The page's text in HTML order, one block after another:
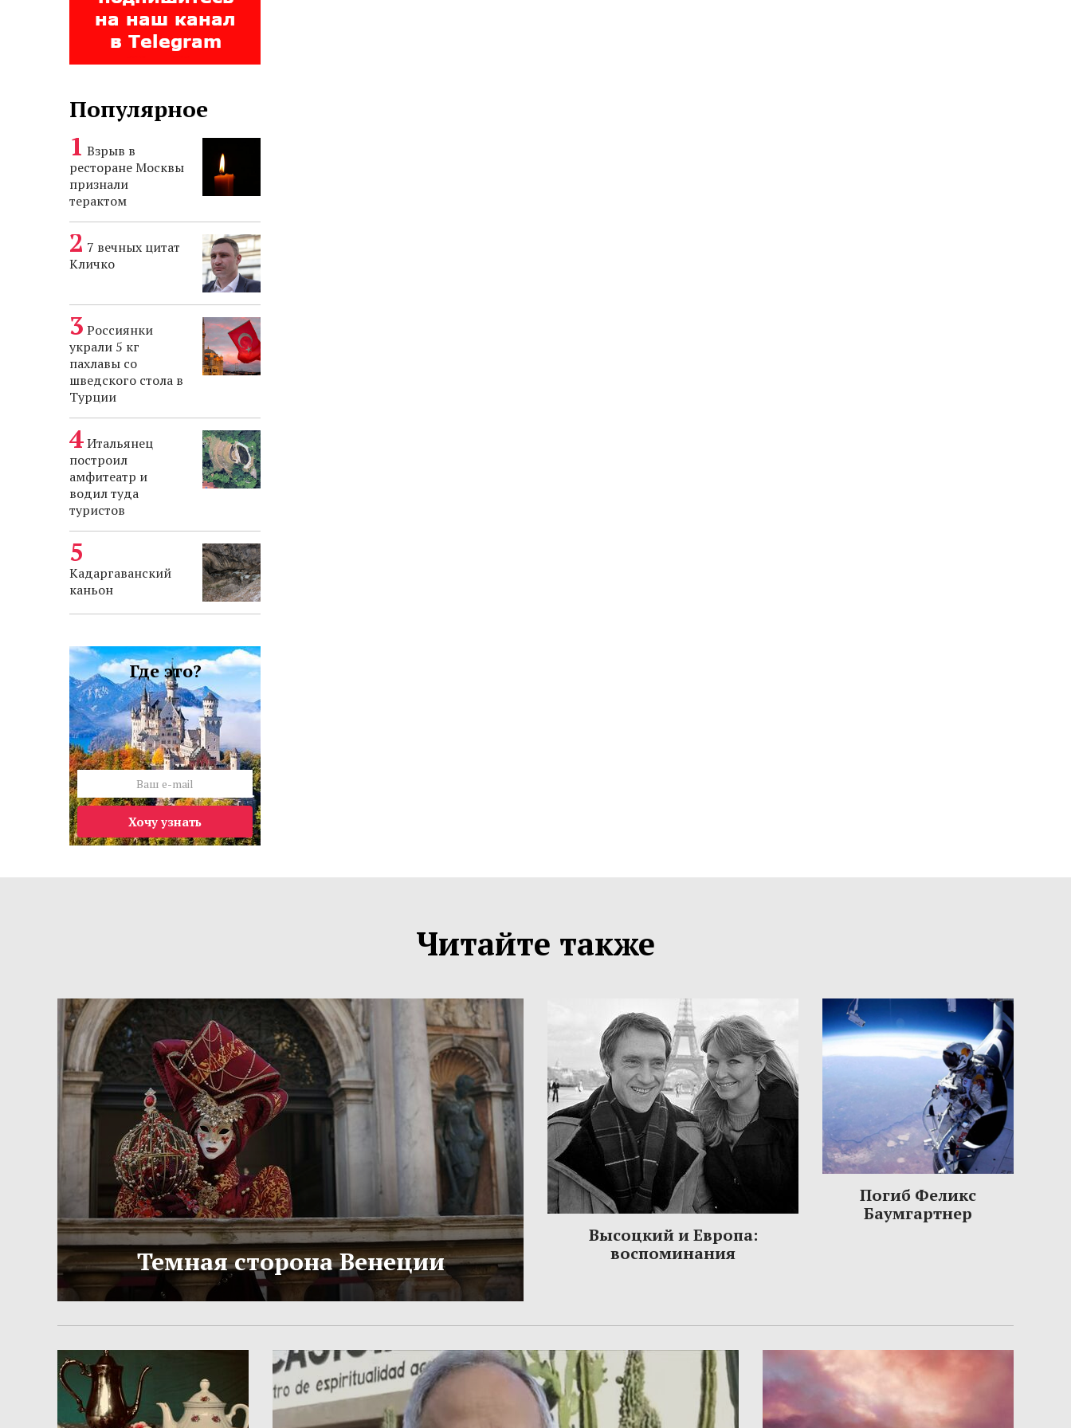
Популярное
Взрыв в
ресторане Москвы
признали
терактом
7 вечных цитат
Кличко
Россиянки
украли 5 кг
пахлавы со
шведского стола в
Турции
Итальянец
построил
амфитеатр и
водил туда
туристов
Кадаргаванский
каньон
Где это?
Хочу узнать
Читайте также
Темная сторона Венеции
Высоцкий и Европа:
воспоминания
Погиб Феликс
Баумгартнер